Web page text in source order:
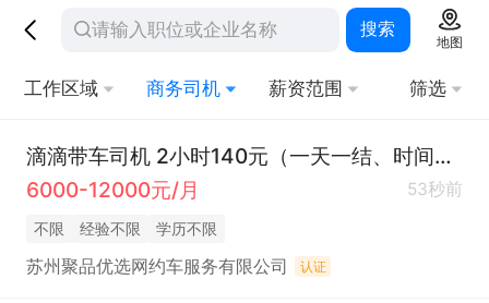
搜索
地图
工作区域 商务司机 薪资范围 筛选
滴滴带车司机 2小时140元（一天一结、时间自由)
6000-12000元/月
53秒前
不限 经验不限 学历不限
苏州聚品优选网约车服务有限公司 认证